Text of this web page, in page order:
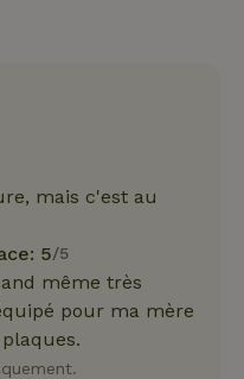
mais c'est au
5/5
même très
pour ma mère